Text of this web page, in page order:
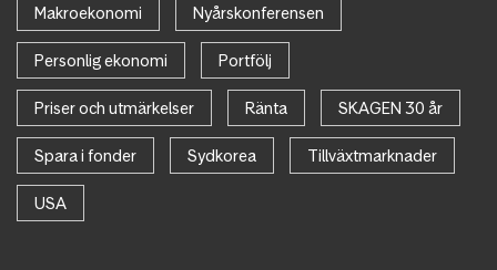
Makroekonomi Nyårskonferensen
Personlig ekonomi Portfölj
Priser och utmärkelser Ränta SKAGEN 30 år
Spara i fonder Sydkorea Tillväxtmarknader
USA